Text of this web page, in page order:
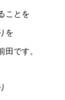
ことを
を
田です。